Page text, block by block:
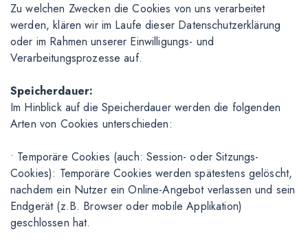
Zu welchen Zwecken die Cookies von uns verarbeitet
werden, klären wir im Laufe dieser Datenschutzerklärung
oder im Rahmen unserer Einwilligungs- und
Verarbeitungsprozesse auf.
Speicherdauer:
Im Hinblick auf die Speicherdauer werden die folgenden
Arten von Cookies unterschieden:
• Temporäre Cookies (auch: Session- oder Sitzungs-
Cookies): Temporäre Cookies werden spätestens gelöscht,
nachdem ein Nutzer ein Online-Angebot verlassen und sein
Endgerät (z.B. Browser oder mobile Applikation)
geschlossen hat.